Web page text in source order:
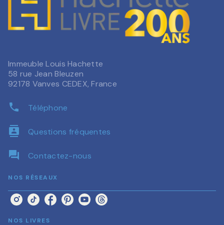
Immeuble Louis Hachette
58 rue Jean Bleuzen
92178 Vanves CEDEX, France
phone Téléphone
contacts Questions fréquentes
question_answer Contactez-nous
NOS RÉSEAUX
NOS LIVRES